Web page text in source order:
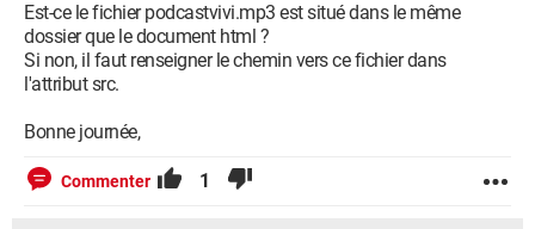
Est-ce le fichier podcastvivi.mp3 est situé dans le même
dossier que le document html ?
Si non, il faut renseigner le chemin vers ce fichier dans
l'attribut src.
Bonne journée,
Commenter 1